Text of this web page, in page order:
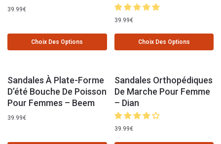
39.99€
Choix Des Options
39.99€
Choix Des Options
Sandales À Plate-Forme
D’été Bouche De Poisson
Pour Femmes – Beem
39.99€
Sandales Orthopédiques
De Marche Pour Femme
– Dian
39.99€